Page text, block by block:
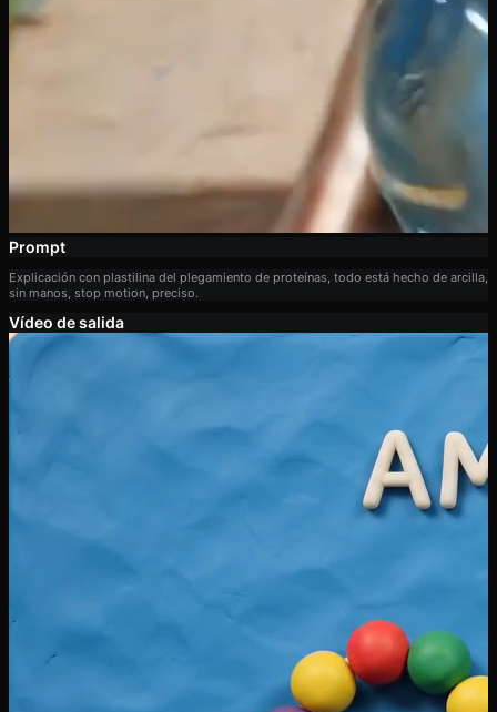
Prompt
Explicación con plastilina del plegamiento de proteínas, todo está hecho de arcilla,
sin manos, stop motion, preciso.
Vídeo de salida